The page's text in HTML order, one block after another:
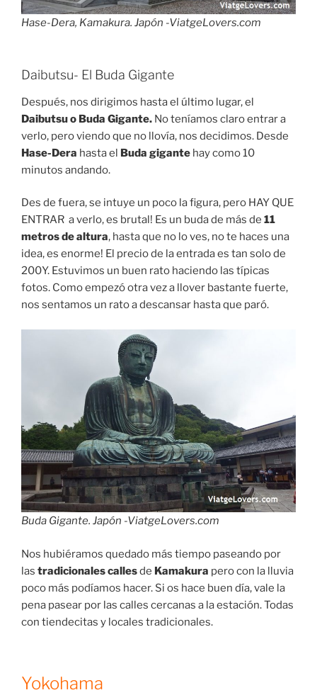
Hase-Dera, Kamakura. Japón -ViatgeLovers.com
Daibutsu- El Buda Gigante
Después, nos dirigimos hasta el último lugar, el
Daibutsu o Buda Gigante. No teníamos claro entrar a
verlo, pero viendo que no llovía, nos decidimos. Desde
Hase-Dera hasta el Buda gigante hay como 10
minutos andando.
Des de fuera, se intuye un poco la figura, pero HAY QUE
ENTRAR a verlo, es brutal! Es un buda de más de 11
metros de altura, hasta que no lo ves, no te haces una
idea, es enorme! El precio de la entrada es tan solo de
200Y. Estuvimos un buen rato haciendo las típicas
fotos. Como empezó otra vez a llover bastante fuerte,
nos sentamos un rato a descansar hasta que paró.
Buda Gigante. Japón -ViatgeLovers.com
Nos hubiéramos quedado más tiempo paseando por
las tradicionales callesde Kamakura pero con la lluvia
poco más podíamos hacer. Si os hace buen día, vale la
pena pasear por las calles cercanas a la estación. Todas
con tiendecitas y locales tradicionales.
Yokohama